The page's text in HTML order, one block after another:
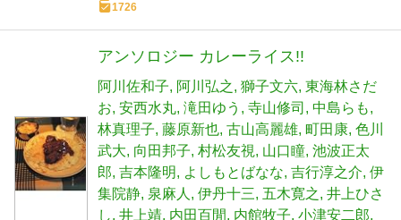
1726
アンソロジー カレーライス!!
阿川佐和子 阿川弘之 獅子文六 東海林さだ
お 安西水丸 滝田ゆう 寺山修司
中島らも
林真理子 藤原新也 古山高麗雄 町田康 色川
武大 向田邦子 村松友視 山口瞳 池波正太
郎 吉本隆明 よしもとばなな 吉行淳之介 伊
集院静 泉麻人 伊丹十三 五木寛之 井上ひさ
し 井上靖 内田百閒 内館牧子 小津安二郎